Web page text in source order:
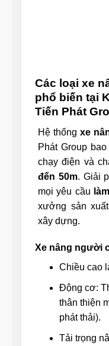
Các loại xe
phổ biến tại
Tiến Phát
Hệ thốngxe
Phát Group
chạy điện và
đến 50m. Giải
mọi yêu cầu
xưởng sản
xây dựng.
Xe nâng người
Chiều cao
Động cơ:
thân thiện
phát thải).
Tải trọng